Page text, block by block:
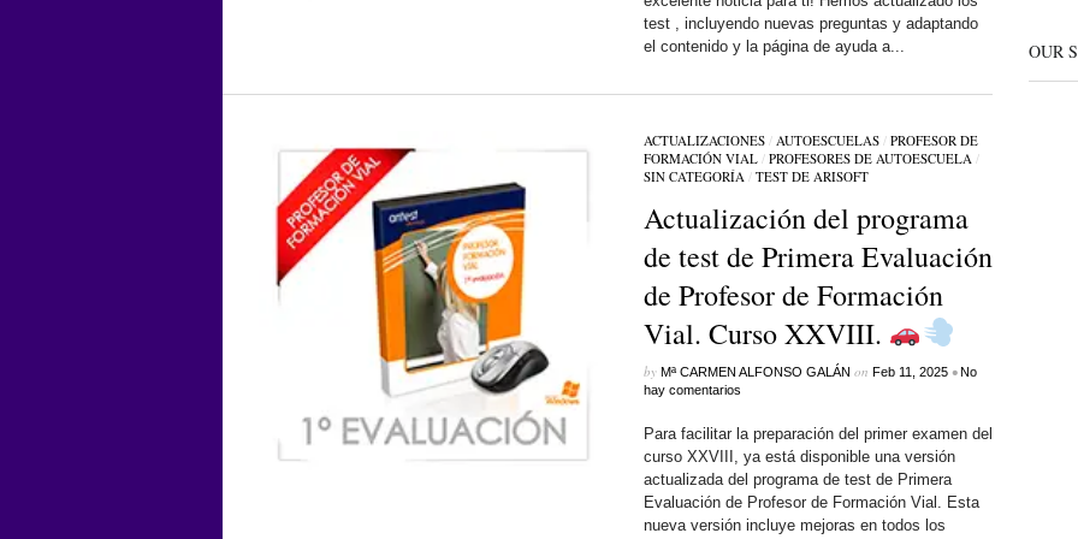
test , incluyendo nuevas preguntas y adaptando
el contenido y la página de ayuda a...
ACTUALIZACIONES/ AUTOESCUELAS/ PROFESOR DE
FORMACIÓN VIAL/ PROFESORES DE AUTOESCUELA/
SIN CATEGORÍ­A/ TEST DE ARISOFT
Actualización del programa
de test de Primera Evaluación
de Profesor de Formación
Vial. Curso XXVIII.
by Mª CARMEN ALFONSO GALÁN on Feb 11, 2025 •No
hay comentarios
Para facilitar la preparación del primer examen del
curso XXVIII, ya está disponible una versión
actualizada del programa de test de Primera
Evaluación de Profesor de Formación Vial. Esta
nueva versión incluye mejoras en todos los
OUR